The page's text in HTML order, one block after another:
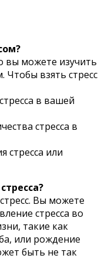
вы можете изучить
Чтобы взять стресс
в вашей
стресса в
стресса или
Вы можете
стресса во
такие как
или рождение
быть не так